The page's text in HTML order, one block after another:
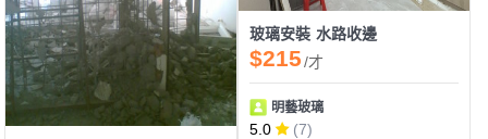
玻璃安裝 水路收邊
$215/才
明藝玻璃
5.0
(7)